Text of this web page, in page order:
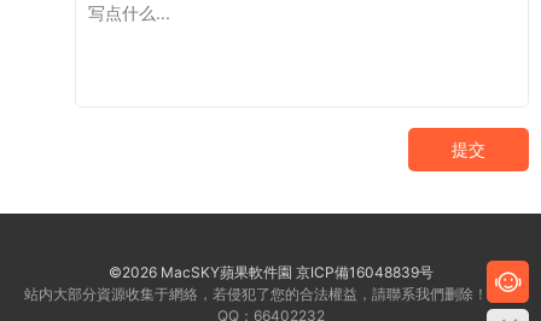
提交
©2026 MacSKY蘋果軟件園 京ICP備16048839号
站内大部分資源收集于網絡，若侵犯了您的合法權益，請聯系我們删除！客服
QQ：66402232